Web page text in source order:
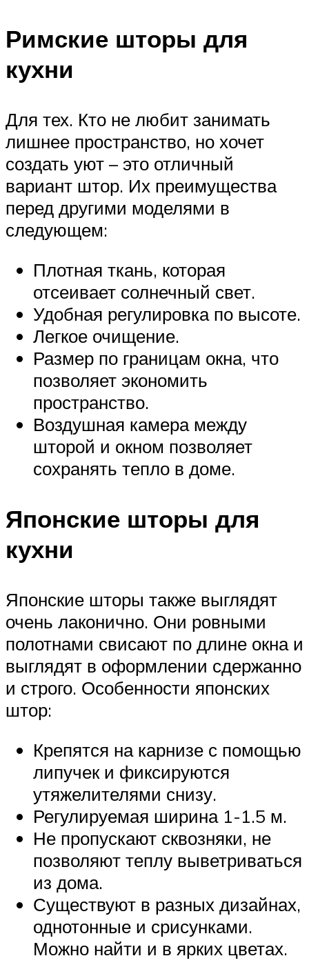
Римские шторы для
кухни
Для тех. Кто не любит занимать
лишнее пространство, но хочет
создать уют – это отличный
вариант штор. Их преимущества
перед другими моделями в
следующем:
Плотная ткань, которая
отсеивает солнечный свет.
Удобная регулировка по высоте.
Легкое очищение.
Размер по границам окна, что
позволяет экономить
пространство.
Воздушная камера между
шторой и окном позволяет
сохранять тепло в доме.
Японские шторы для
кухни
Японские шторы также выглядят
очень лаконично. Они ровными
полотнами свисают по длине окна и
выглядят в оформлении сдержанно
и строго. Особенности японских
штор:
Крепятся на карнизе с помощью
липучек и фиксируются
утяжелителями снизу.
Регулируемая ширина 1-1.5 м.
Не пропускают сквозняки, не
позволяют теплу выветриваться
из дома.
Существуют в разных дизайнах,
однотонные и срисунками.
Можно найти и в ярких цветах.